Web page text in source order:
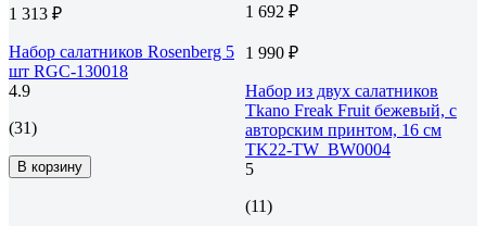
1 313 ₽
Набор салатников Rosenberg 5
шт RGC-130018
4.9
(31)
В корзину
1 692 ₽
1 990 ₽
Набор из двух салатников
Tkano Freak Fruit бежевый, с
авторским принтом, 16 см
TK22-TW_BW0004
5
(11)